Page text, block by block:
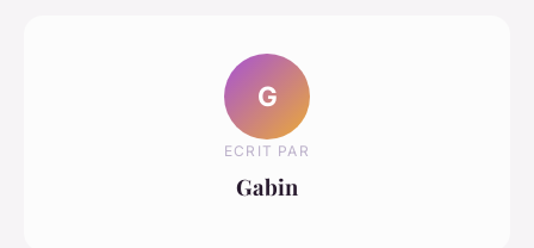
G
ECRIT PAR
Gabin